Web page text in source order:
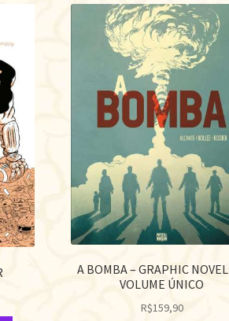
A BOMBA – GRAPHIC
VOLUME ÚNICO
R$159,90